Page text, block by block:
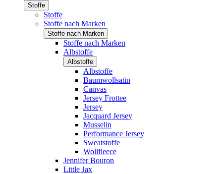
Stoffe
Stoffe
Stoffe nach Marken
Stoffe nach Marken
Stoffe nach Marken
Albstoffe
Albstoffe
Albstoffe
Baumwollsatin
Canvas
Jersey Frottee
Jersey
Jacquard Jersey
Musselin
Performance Jersey
Sweatstoffe
Wollfleece
Jennifer Bouron
Little Jax